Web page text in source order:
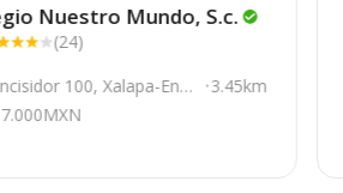
Nuestro Mundo, S.c.
(24)
100, Xalapa-Enrí
3.45km